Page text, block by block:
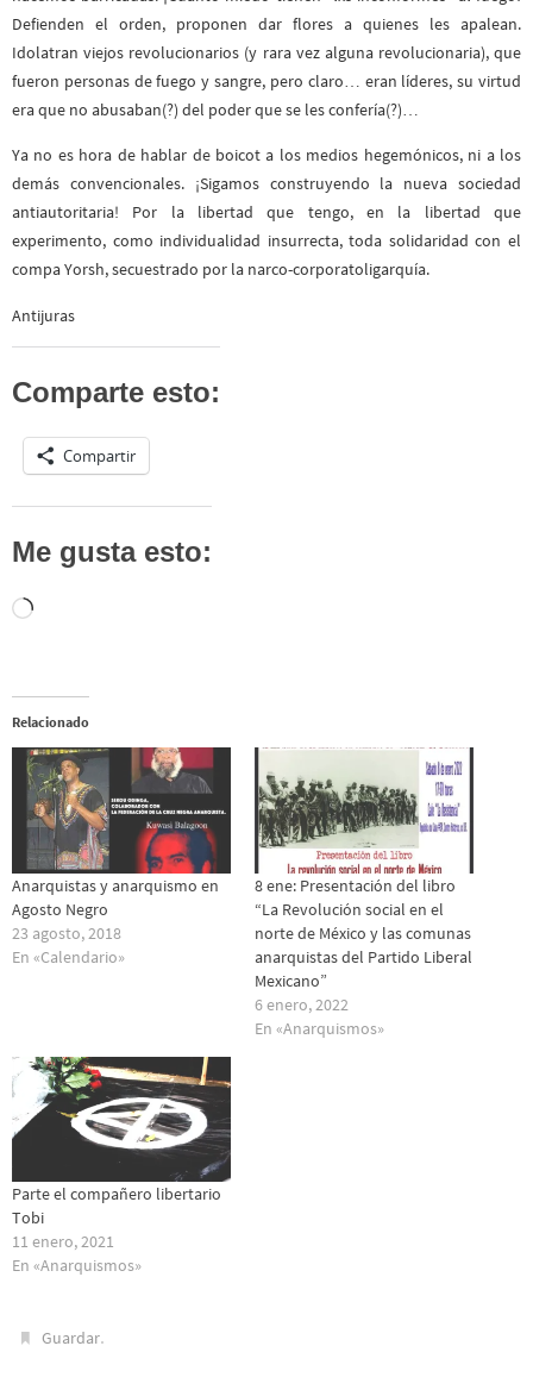
Defienden el orden, proponen dar flores a quienes les apalean.
Idolatran viejos revolucionarios (y rara vez alguna revolucionaria), que
fueron personas de fuego y sangre, pero claro… eran líderes, su virtud
era que no abusaban(?) del poder que se les confería(?)…
Ya no es hora de hablar de boicot a los medios hegemónicos, ni a los
demás convencionales. ¡Sigamos construyendo la nueva sociedad
antiautoritaria! Por la libertad que tengo, en la libertad que
experimento, como individualidad insurrecta, toda solidaridad con el
compa Yorsh, secuestrado por la narco-corporatoligarquía.
Antijuras
Comparte esto:
Compartir
Me gusta esto:
Cargando...
Relacionado
Anarquistas y anarquismo en
Agosto Negro
23 agosto, 2018
En «Calendario»
8 ene: Presentación del libro
“La Revolución social en el
norte de México y las comunas
anarquistas del Partido Liberal
Mexicano”
6 enero, 2022
En «Anarquismos»
Parte el compañero libertario
Tobi
11 enero, 2021
En «Anarquismos»
Guardar.